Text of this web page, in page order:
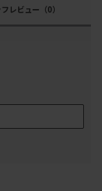
レビュー （0）